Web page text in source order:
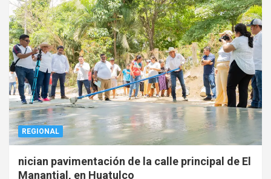
REGIONAL
nician pavimentación de la calle principal de El
Manantial, en Huatulco